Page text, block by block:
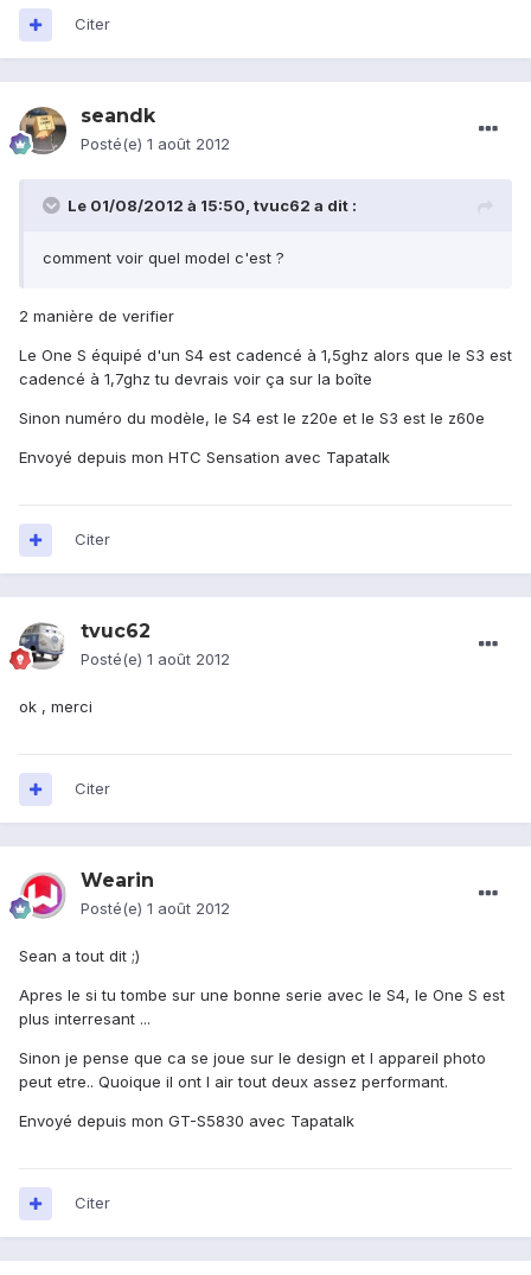
Citer
seandk
Posté(e) 1 août 2012
Le 01/08/2012 à 15:50, tvuc62 a dit :
comment voir quel model c'est ?
2 manière de verifier
Le One S équipé d'un S4 est cadencé à 1,5ghz alors que le S3 est
cadencé à 1,7ghz tu devrais voir ça sur la boîte
Sinon numéro du modèle, le S4 est le z20e et le S3 est le z60e
Envoyé depuis mon HTC Sensation avec Tapatalk
Citer
tvuc62
Posté(e) 1 août 2012
ok , merci
Citer
Wearin
Posté(e) 1 août 2012
Sean a tout dit ;)
Apres le si tu tombe sur une bonne serie avec le S4, le One S est
plus interresant ...
Sinon je pense que ca se joue sur le design et l appareil photo
peut etre.. Quoique il ont l air tout deux assez performant.
Envoyé depuis mon GT-S5830 avec Tapatalk
Citer